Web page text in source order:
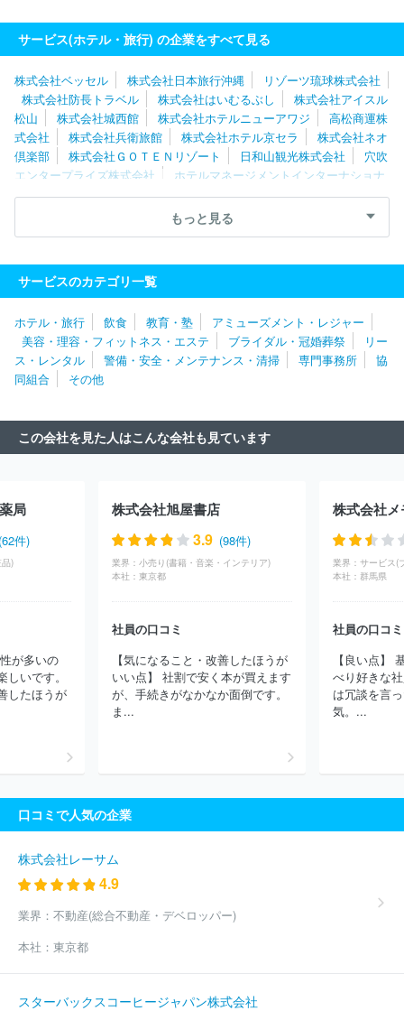
株式会社中の坊
株式会社ベルクラシック東京
株式会社兵衛旅
館
株式会社京王プラザホテル 株式会社ツーリストアイチ
サービス(ホテル・旅行) の企業をすべて見る
株式会社ベッセル 株式会社日本旅行沖縄
リゾーツ琉球株式会社
株式会社防長トラベル
株式会社はいむるぶし
株式会社アイスル
松山
株式会社城西館 株式会社ホテルニューアワジ
高松商運株
式会社
株式会社兵衛旅館 株式会社ホテル京セラ
株式会社ネオ
倶楽部
株式会社ＧＯＴＥＮリゾート 日和山観光株式会社
穴吹
エンタープライズ株式会社
ホテルマネージメントインターナショナ
ル株式会社
株式会社夢舞台 株式会社西鉄ホテルズ
株式会社Ｒ
よろづや観光株式会社 株式会社加賀屋
株式会社青雲
荘
ーホテル
株式会社ツーリストアイチ 株式会社ホテル銀水荘
株
式会社阪急交通社
ロングライフホールディング株式会社
レーション
株式会社琵琶湖グランドホテル
株式会社ＪＲ東海ホ
テルズ
株式会社ロイヤルオークリゾート
名鉄観光サービス株式
会社
株式会社グラッドシステムズ
株式会社阪急阪神ホテルズ
遠鉄観光開発株式会社
ート株式会社
株式会社京都東急ホテル
株式会社東京ドーム・リ
ゾートオペレーションズ
株式会社呉竹荘
リゾートトラスト株式
会社
株式会社星野リゾート 株式会社水明館
株式会社登別グラ
社ニューコーポレーション
野口観光株式会社
株式会社伊勢甚本
社
株式会社萬世閣 株式会社エス・ティー・ワールド
株式会社
ミリアルリゾートホテルズ
株式会社ＫＴＫ
株式会社パレスホテル 株式会社ホテル南風荘
ＡＮＡテレ
Ｂ－ＢＣＤトラベル
株式会社東急ホテルズ
Ｔ－ＬＩＦＥホール
京
アパホテル株式会社 株式会社ＪＡＬナビア
ルートインジャ
パン株式会社
株式会社エフ・イー・ティーシステム
株式会社読
売旅行
日本ビューホテル株式会社
株式会社ニッコウトラベル
社ホテル、ニューグランド
株式会社テェルウィ
ード・ジャパン株式会社
株式会社トヨタアメニティ
株式会社ホ
テルはまのゆ
株式会社海士
中沢ヴィレッジ
ほか(2083件)
もっと見る
サービスのカテゴリ一覧
ホテル・旅行 飲食 教育・塾
アミューズメント・レジャー
美容・理容・フィットネス・エステ
ブライダル・冠婚葬祭
リー
ス・レンタル
警備・安全・メンテナンス・清掃 専門事務所
協
同組合
その他
この会社を見た人はこんな会社も見ています
局
件)
)
が多いの
いです。
したほうが
株式会社旭屋書店
3.9 (98件)
業界： 小売り(書籍・音楽・インテリア)
本社： 東京都
社員の口コミ
【気になること・改善したほうが
いい点】 社割で安く本が買えます
が、手続きがなかなか面倒です。
ま...
株式会社
業界： サービス(
本社： 群馬県
社員の口コミ
【良い点】
べり好きな
は冗談を言
気。...
口コミで人気の企業
株式会社レーサム
4.9
業界： 不動産(総合不動産・デベロッパー)
本社： 東京都
スターバックスコーヒージャパン株式会社